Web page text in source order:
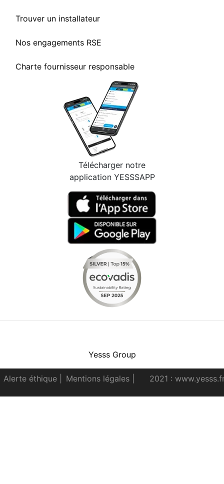
Trouver un installateur
Nos engagements RSE
Charte fournisseur responsable
Télécharger notre
application YESSSAPP
Yesss Group
Alerte éthique Mentions légales 2021 :